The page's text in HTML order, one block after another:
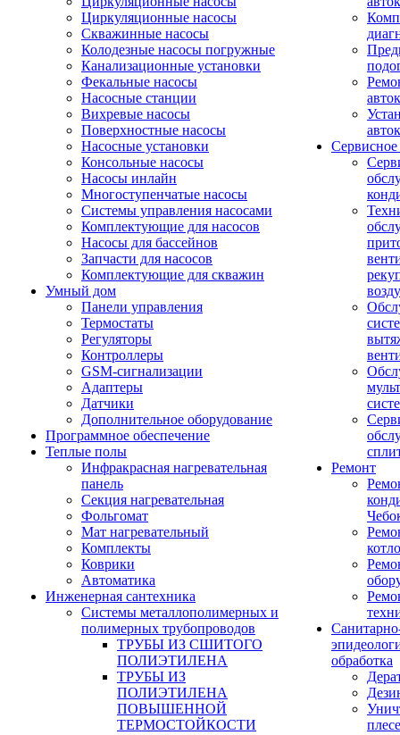
Циркуляционные насосы
Скважинные насосы
Колодезные насосы погружные
Канализационные установки
Фекальные насосы
Насосные станции
Вихревые насосы
Поверхностные насосы
Насосные установки
Консольные насосы
Насосы инлайн
Многоступенчатые насосы
Системы управления насосами
Комплектующие для насосов
Насосы для бассейнов
Запчасти для насосов
Комплектующие для скважин
Умный дом
Панели управления
Термостаты
Регуляторы
Контроллеры
GSM-сигнализации
Адаптеры
Датчики
Дополнительное оборудование
Программное обеспечение
Теплые полы
Инфракрасная нагревательная
панель
Секция нагревательная
Фольгомат
Мат нагревательный
Комплекты
Коврики
Автоматика
Инженерная сантехника
Системы металлополимерных и
полимерных трубопроводов
ТРУБЫ ИЗ СШИТОГО
ПОЛИЭТИЛЕНА
ТРУБЫ ИЗ
ПОЛИЭТИЛЕНА
ПОВЫШЕННОЙ
ТЕРМОСТОЙКОСТИ
Ремонт
обработка